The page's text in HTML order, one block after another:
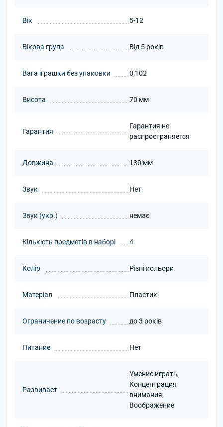
Вік 5-12
Вікова група Від 5 років
Вага іграшки без упаковки 0,102
Висота 70 мм
Гарантия
Гарантия не
распространяется
Довжина 130 мм
Звук Нет
Звук (укр.) немає
Кількість предметів в наборі 4
Колір Різні кольори
Матеріал Пластик
Ограничение по возрасту до 3 років
Питание Нет
Развивает
Умение играть,
Концентрация
внимания,
Воображение